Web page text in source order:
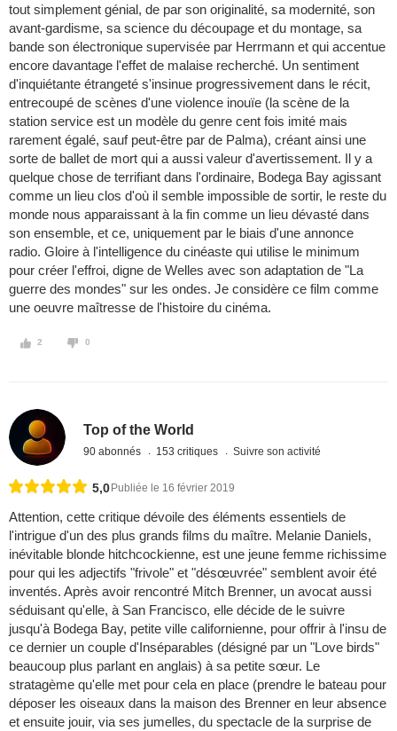
tout simplement génial, de par son originalité, sa modernité, son
avant-gardisme, sa science du découpage et du montage, sa
bande son électronique supervisée par Herrmann et qui accentue
encore davantage l'effet de malaise recherché. Un sentiment
d'inquiétante étrangeté s'insinue progressivement dans le récit,
entrecoupé de scènes d'une violence inouïe (la scène de la
station service est un modèle du genre cent fois imité mais
rarement égalé, sauf peut-être par de Palma), créant ainsi une
sorte de ballet de mort qui a aussi valeur d'avertissement. Il y a
quelque chose de terrifiant dans l'ordinaire, Bodega Bay agissant
comme un lieu clos d'où il semble impossible de sortir, le reste du
monde nous apparaissant à la fin comme un lieu dévasté dans
son ensemble, et ce, uniquement par le biais d'une annonce
radio. Gloire à l'intelligence du cinéaste qui utilise le minimum
pour créer l'effroi, digne de Welles avec son adaptation de "La
guerre des mondes" sur les ondes. Je considère ce film comme
une oeuvre maîtresse de l'histoire du cinéma.
2 0
Top of the World
90 abonnés 153 critiques Suivre son activité
5,0 Publiée le 16 février 2019
Attention, cette critique dévoile des éléments essentiels de
l'intrigue d'un des plus grands films du maître. Melanie Daniels,
inévitable blonde hitchcockienne, est une jeune femme richissime
pour qui les adjectifs "frivole" et "désœuvrée" semblent avoir été
inventés. Après avoir rencontré Mitch Brenner, un avocat aussi
séduisant qu'elle, à San Francisco, elle décide de le suivre
jusqu'à Bodega Bay, petite ville californienne, pour offrir à l'insu de
ce dernier un couple d'Inséparables (désigné par un "Love birds"
beaucoup plus parlant en anglais) à sa petite sœur. Le
stratagème qu'elle met pour cela en place (prendre le bateau pour
déposer les oiseaux dans la maison des Brenner en leur absence
et ensuite jouir, via ses jumelles, du spectacle de la surprise de